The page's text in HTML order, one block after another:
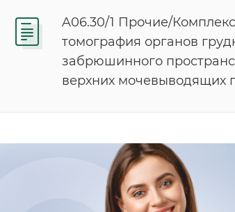
A06.30/1 Прочие/
томография органов
забрюшинного
верхних мочевыводящих